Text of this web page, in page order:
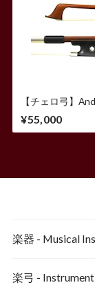
【チェロ弓】
China
¥55,000
楽器 - Musical
ヴァイオリン
楽弓 -